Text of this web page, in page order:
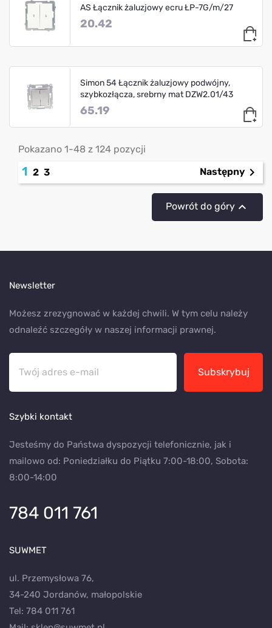
AS Łącznik żaluzjowy ecru ŁP-7G/m/27
20.42
Simon 54 Łącznik żaluzjowy podwójny,
szybkozłącza, srebrny mat DZW2.01/43
65.19
Pokazano 1-48 z 124 pozycji
1 2 3 Następny 
Powrót do góry
Newsletter
Możesz zrezygnować w każdej chwili. W tym celu należy
odnaleźć szczegóły w naszej informacji prawnej.
Subskrybuj
Szybki kontakt
Jesteśmy do Państwa dyspozycji telefonicznie, jak i
mailowo od: Poniedziałku do Piątku 7:00-18:00, Sobota:
8:00-14:00
784 011 761
SUWMET
ul. Przemysłowa 76,
34-240 Jordanów, małopolskie
Tel: 784 011 761